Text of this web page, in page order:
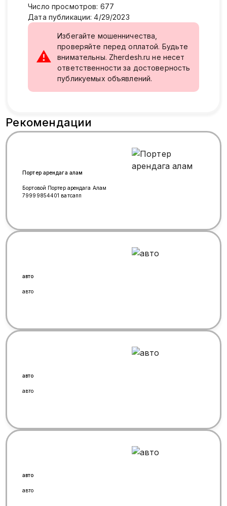
Число просмотров: 677
Дата публикации: 4/29/2023
⚠
Избегайте мошенничества,
проверяйте перед оплатой. Будьте
внимательны. Zherdesh.ru не несет
ответственности за достоверность
публикуемых объявлений.
Рекомендации
Портер арендага алам
Бортовой Портер арендага Алам
79999854401 ватсапп
авто
авто
авто
авто
авто
авто